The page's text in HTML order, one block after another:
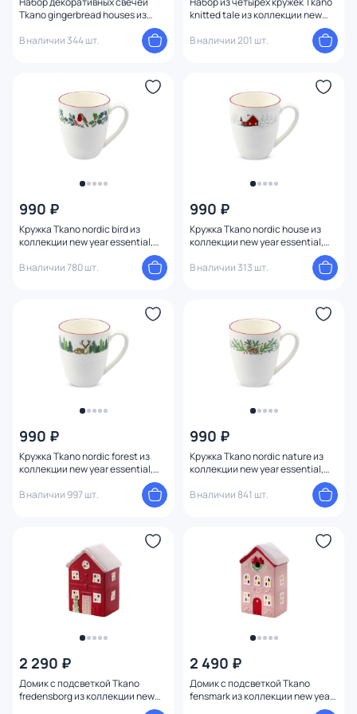
Tkano gingerbread houses из
коллекции new year essential, 6
шт. BD-3180904
В наличии 344 шт.
knitted tale из коллекции new
3180889
В наличии 201 шт.
990 ₽
Кружка Tkano nordic bird из
коллекции new year essential,
В наличии 780 шт.
990 ₽
Кружка Tkano nordic house из
коллекции new year essential,
В наличии 313 шт.
990 ₽
Кружка Tkano nordic forest из
коллекции new year essential,
В наличии 997 шт.
990 ₽
Кружка Tkano nordic nature из
коллекции new year essential,
В наличии 841 шт.
2 290 ₽
Домик с подсветкой Tkano
fredensborg из коллекции new
year essential, 13 см BD-3180882
2 490 ₽
Домик с подсветкой Tkano
fensmark из коллекции new year